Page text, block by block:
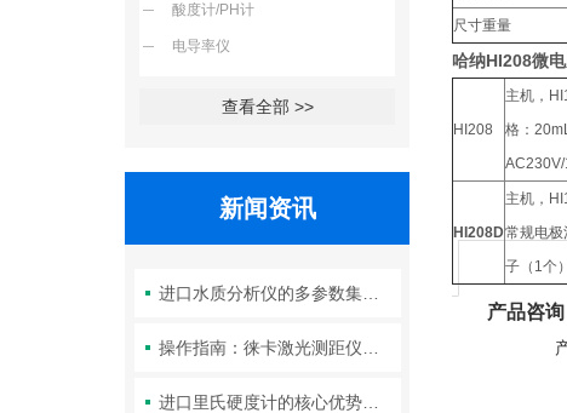
酸度计/PH计
电导率仪
查看全部 >>
新闻资讯
进口水质分析仪的多参数集成检测技术与系统维护策略
进口里氏硬度计的核心优势：精度、耐用性与多功能性
尺寸重量
哈纳HI208微
HI208
主机，
格：
HI208D
主机，
常规电
子（1个
产品咨询